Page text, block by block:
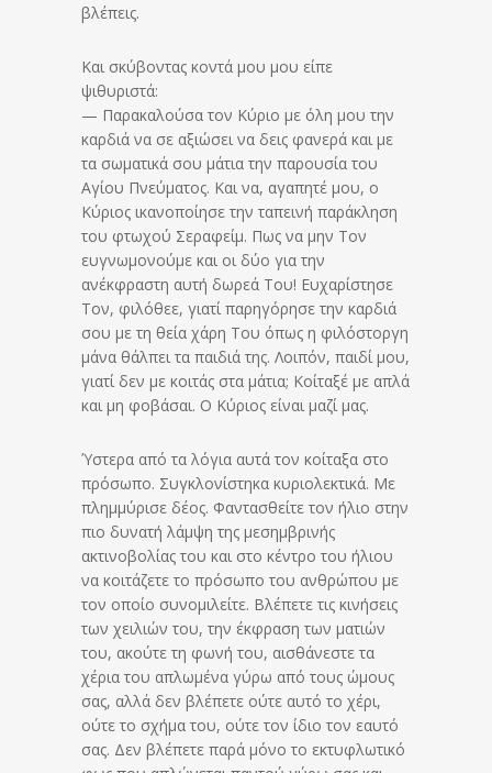
βλέπεις.
Και σκύβοντας κοντά μου μου είπε
ψιθυριστά:
— Παρακαλούσα τον Κύριο με όλη μου την
καρδιά να σε αξιώσει να δεις φανερά και με
τα σωματικά σου μάτια την παρουσία του
Αγίου Πνεύματος. Και να, αγαπητέ μου, ο
Κύριος ικανοποίησε την ταπεινή παράκληση
του φτωχού Σεραφείμ. Πως να μην Τον
ευγνωμονούμε και οι δύο για την
ανέκφραστη αυτή δωρεά Του! Ευχαρίστησε
Τον, φιλόθεε, γιατί παρηγόρησε την καρδιά
σου με τη θεία χάρη Του όπως η φιλόστοργη
μάνα θάλπει τα παιδιά της. Λοιπόν, παιδί μου,
γιατί δεν με κοιτάς στα μάτια; Κοίταξέ με απλά
και μη φοβάσαι. Ο Κύριος είναι μαζί μας.
Ύστερα από τα λόγια αυτά τον κοίταξα στο
πρόσωπο. Συγκλονίστηκα κυριολεκτικά. Με
πλημμύρισε δέος. Φαντασθείτε τον ήλιο στην
πιο δυνατή λάμψη της μεσημβρινής
ακτινοβολίας του και στο κέντρο του ήλιου
να κοιτάζετε το πρόσωπο του ανθρώπου με
τον οποίο συνομιλείτε. Βλέπετε τις κινήσεις
των χειλιών του, την έκφραση των ματιών
του, ακούτε τη φωνή του, αισθάνεστε τα
χέρια του απλωμένα γύρω από τους ώμους
σας, αλλά δεν βλέπετε ούτε αυτό το χέρι,
ούτε το σχήμα του, ούτε τον ίδιο τον εαυτό
σας. Δεν βλέπετε παρά μόνο το εκτυφλωτικό